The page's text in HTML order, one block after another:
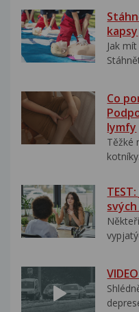
kapsy
Jak
Co
lymfy
Těžké